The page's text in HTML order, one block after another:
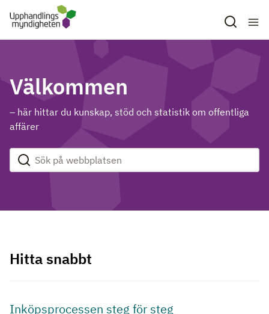
Hoppa till huvudinnehåll
Välkommen
– här hittar du kunskap, stöd och statistik om offentliga
affärer
Sök på webbplatsen
Genomför sökning
Hitta snabbt
Inköpsprocessen steg för steg